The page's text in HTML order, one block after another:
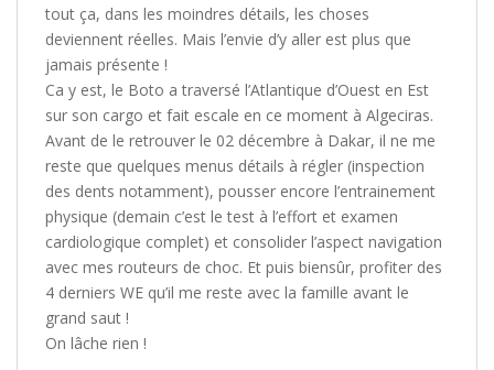
tout ça, dans les moindres détails, les choses
deviennent réelles. Mais l’envie d’y aller est plus que
jamais présente !
Ca y est, le Boto a traversé l’Atlantique d’Ouest en Est
sur son cargo et fait escale en ce moment à Algeciras.
Avant de le retrouver le 02 décembre à Dakar, il ne me
reste que quelques menus détails à régler (inspection
des dents notamment), pousser encore l’entrainement
physique (demain c’est le test à l’effort et examen
cardiologique complet) et consolider l’aspect navigation
avec mes routeurs de choc. Et puis biensûr, profiter des
4 derniers WE qu’il me reste avec la famille avant le
grand saut !
On lâche rien !